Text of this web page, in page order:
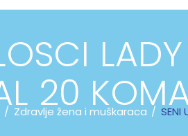
20
Zdravlje žena i muškaraca SENI